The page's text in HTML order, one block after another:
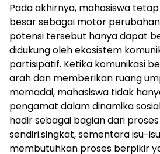
Pada akhirnya, mahasiswa
besar sebagai motor perubahan
potensi tersebut hanya dapat
didukung oleh ekosistem
partisipatif. Ketika komunikasi
arah dan memberikan ruang
memadai, mahasiswa tidak
pengamat dalam dinamika
hadir sebagai bagian dari
sendiri.singkat, sementara isu-
membutuhkan proses berpikir